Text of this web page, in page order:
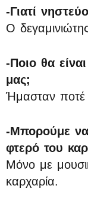
-Γιατί
Ο
-Ποιο θα
μας;
Ήμασταν ποτέ
-Μπορούμε
φτερό του
Μόνο με
καρχαρία.